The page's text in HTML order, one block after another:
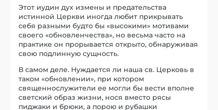
Этот иудин дух измены и предательства
истинной Церкви иногда любит прикрывать
себя разными будто бы «высокими» мотивами
своего «обновленчества», но весьма часто на
практике он прорывается открыто, обнаруживая
свою подлинную сущность.
В самом деле. Нуждается ли наша св. Церковь в
таком «обновлении», при котором
священнослужители ее могли бы вести вполне
светский образ жизни, нося вместо рясы
пиджаки и брюки, а порою и рубашки